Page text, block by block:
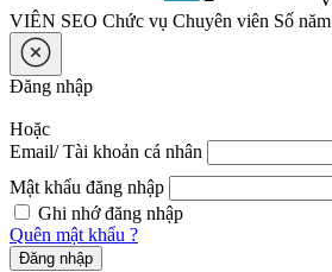
VIÊN SEO Chức vụ Chuyên viên Số
Đăng nhập
Hoặc
Email/ Tài khoản cá nhân
Mật khẩu đăng nhập
Ghi nhớ đăng nhập
Quên mật khẩu ?
Đăng nhập